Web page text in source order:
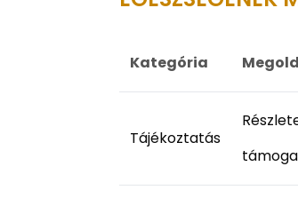
Kategória
Tájékoztatás